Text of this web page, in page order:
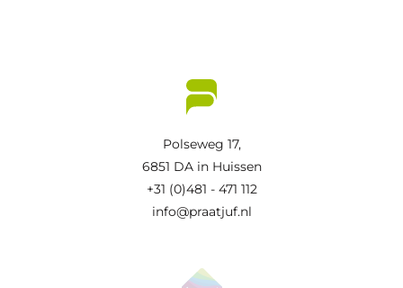
Polseweg 17,
6851 DA in Huissen
+31 (0)481 - 471 112
info@praatjuf.nl